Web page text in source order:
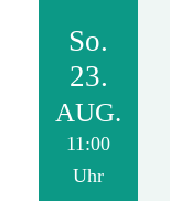
So.
23.
AUG.
11:00
Uhr